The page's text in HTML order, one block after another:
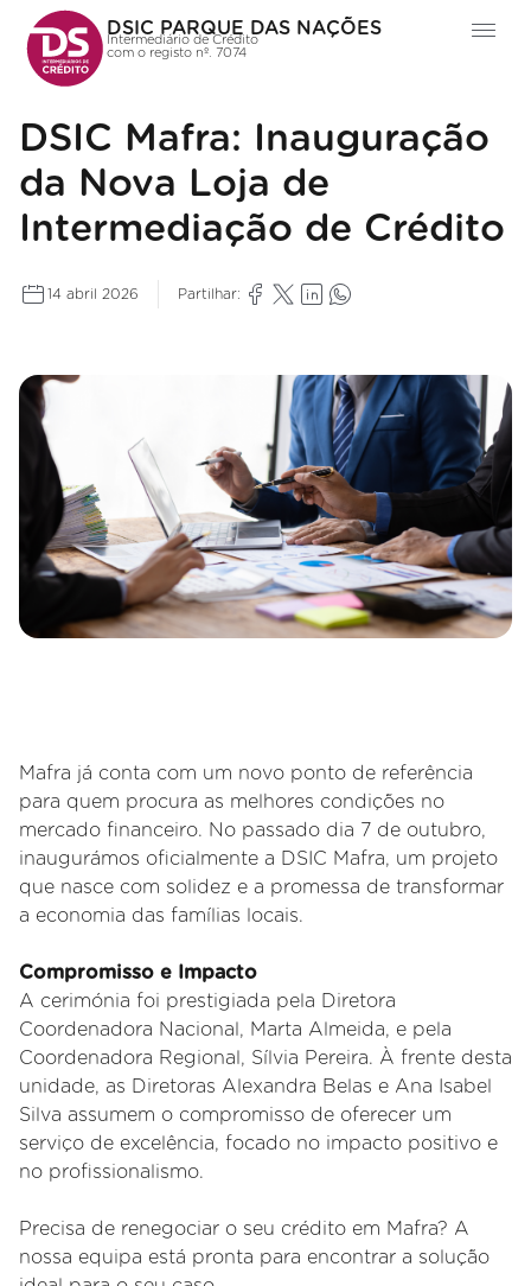
DSIC PARQUE DAS NAÇÕES
Intermediário de Crédito
com o registo nº. 7074
DSIC Mafra: Inauguração
da Nova Loja de
Intermediação de Crédito
14 abril 2026 Partilhar:
Mafra já conta com um novo ponto de referência
para quem procura as melhores condições no
mercado financeiro. No passado dia 7 de outubro,
inaugurámos oficialmente a DSIC Mafra, um projeto
que nasce com solidez e a promessa de transformar
a economia das famílias locais.
Compromisso e Impacto
A cerimónia foi prestigiada pela Diretora
Coordenadora Nacional, Marta Almeida, e pela
Coordenadora Regional, Sílvia Pereira. À frente desta
unidade, as Diretoras Alexandra Belas e Ana Isabel
Silva assumem o compromisso de oferecer um
serviço de excelência, focado no impacto positivo e
no profissionalismo.
Precisa de renegociar o seu crédito em Mafra? A
nossa equipa está pronta para encontrar a solução